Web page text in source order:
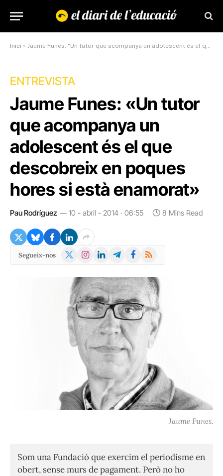
Inici » Jaume Funes: “Un tutor que acompanya un adolescent és el que descobreix en poques hores si està enamorat”
ENTREVISTA
Jaume Funes: «Un tutor
que acompanya un
adolescent és el que
descobreix en poques
hores si està enamorat»
Pau Rodríguez 10 - abril - 2014 · 06:55 8 Mins Read
Segueix-nos
X
Instagram
LinkedInTelegramFacebook
RSS
Jaume Funes.
Som una Fundació que exercim el periodisme en
obert, sense murs de pagament. Però no ho